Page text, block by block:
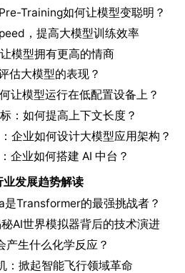
Training如何让模型变聪明？
，提高大模型训练效率
模型拥有更高的情商
估大模型的表现？
让模型运行在低配置设备上？
：如何提高上下文长度？
企业如何设计大模型应用架构？
企业如何搭建 AI 中台？
发展趋势解读
Transformer的最强挑战者？
AI世界模拟器背后的技术演进
产生什么化学反应？
：掀起智能飞行领域革命